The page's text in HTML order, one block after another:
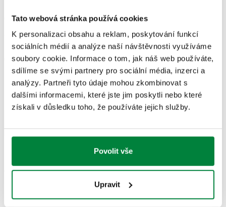
Tato webová stránka používá cookies
K personalizaci obsahu a reklam, poskytování funkcí
sociálních médií a analýze naší návštěvnosti využíváme
soubory cookie. Informace o tom, jak náš web používáte,
sdílíme se svými partnery pro sociální média, inzerci a
analýzy. Partneři tyto údaje mohou zkombinovat s
dalšími informacemi, které jste jim poskytli nebo které
získali v důsledku toho, že používáte jejich služby.
Povolit vše
Upravit
Číslo dílu Připojení potrubí Připojení
603450
G 1/2" A (ISO 228-1)
M
G 3/4" A (ISO 228-1)
Modely 3D
Text výběrového řízení
CALEFFI, 603450. Zahradní kohoutek, kulový, s pojistkou